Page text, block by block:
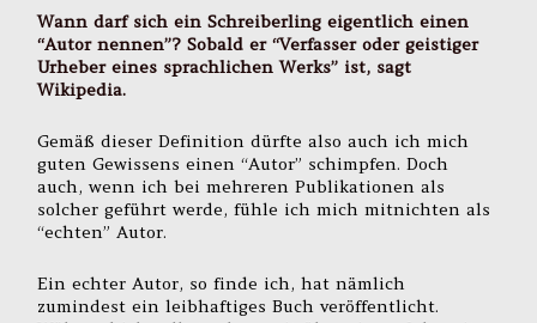
Wann darf sich ein Schreiberling eigentlich einen
“Autor nennen”? Sobald er “Verfasser oder geistiger
Urheber eines sprachlichen Werks” ist, sagt
Wikipedia.
Gemäß dieser Definition dürfte also auch ich mich
guten Gewissens einen “Autor” schimpfen. Doch
auch, wenn ich bei mehreren Publikationen als
solcher geführt werde, fühle ich mich mitnichten als
“echten” Autor.
Ein echter Autor, so finde ich, hat nämlich
zumindest ein leibhaftiges Buch veröffentlicht.